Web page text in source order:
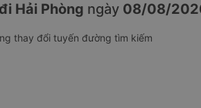
Hải Phòng ngày 08/08/
thay đổi tuyến đường tìm kiếm